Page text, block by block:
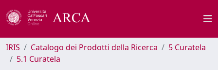
IRIS Catalogo dei Prodotti della Ricerca
5 Curatela
5.1 Curatela